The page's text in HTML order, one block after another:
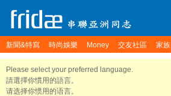
新聞&特寫 時尚娛樂 Money 交友社區 家族
Please select your preferred language.
請選擇你慣用的語言。
请选择你惯用的语言。